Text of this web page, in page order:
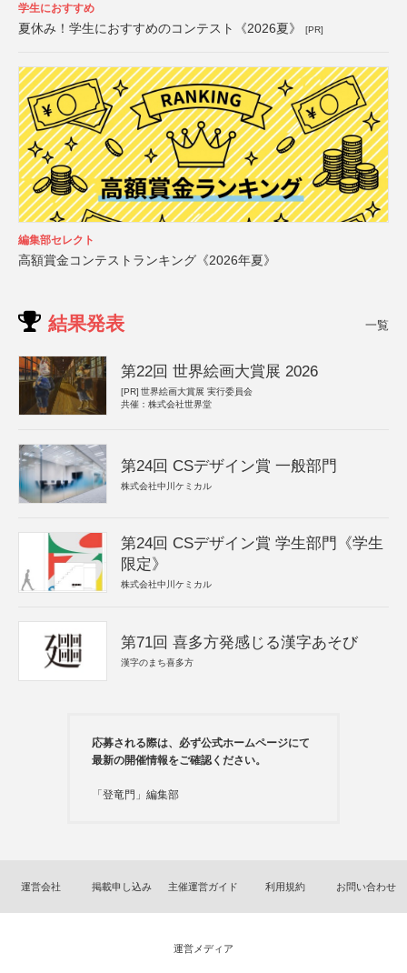
学生におすすめ
夏休み！学生におすすめのコンテスト《2026夏》 [PR]
編集部セレクト
高額賞金コンテストランキング《2026年夏》
結果発表 一覧
第22回 世界絵画大賞展 2026
[PR] 世界絵画大賞展 実行委員会
共催：株式会社世界堂
第24回 CSデザイン賞 一般部門
株式会社中川ケミカル
第24回 CSデザイン賞 学生部門《学生
限定》
株式会社中川ケミカル
第71回 喜多方発感じる漢字あそび
漢字のまち喜多方
応募される際は、必ず公式ホームページにて
最新の開催情報をご確認ください。
「登竜門」編集部
運営会社 掲載申し込み 主催運営ガイド 利用規約 お問い合わせ
運営メディア